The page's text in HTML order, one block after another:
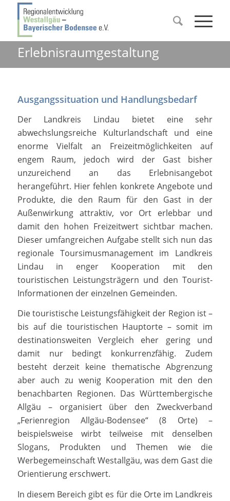
Erlebnisraumgestaltung
Ausgangssituation und Handlungsbedarf
Der Landkreis Lindau bietet eine sehr
abwechslungsreiche Kulturlandschaft und eine
enorme Vielfalt an Freizeitmöglichkeiten auf
engem Raum, jedoch wird der Gast bisher
unzureichend an das Erlebnisangebot
herangeführt. Hier fehlen konkrete Angebote und
Produkte, die den Raum für den Gast in der
Außenwirkung attraktiv, vor Ort erlebbar und
damit den hohen Freizeitwert sichtbar machen.
Dieser umfangreichen Aufgabe stellt sich nun das
regionale Toursimusmanagement im Landkreis
Lindau in enger Kooperation mit den
touristischen Leistungsträgern und den Tourist-
Informationen der einzelnen Gemeinden.
Die touristische Leistungsfähigkeit der Region ist –
bis auf die touristischen Hauptorte – somit im
destinationsweiten Vergleich eher gering und
damit nur bedingt konkurrenzfähig. Zudem
besteht derzeit keine thematische Abgrenzung
aber auch zu wenig Kooperation mit den den
benachbarten Regionen. Das Württembergische
Allgäu – organisiert über den Zweckverband
„Ferienregion Allgäu-Bodensee“ (8 Orte) –
beispielsweise wirbt teilweise mit denselben
Slogans, Produkten und Themen wie die
Werbegemeinschaft Westallgäu, was dem Gast die
Orientierung erschwert.
In diesem Bereich gibt es für die Orte im Landkreis